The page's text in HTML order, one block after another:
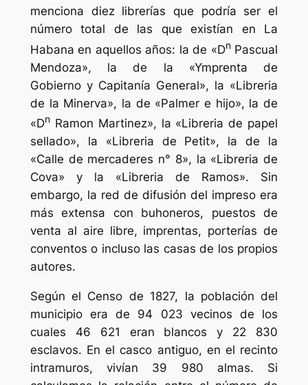
menciona diez librerías que podría ser el
número total de las que existían en La
Habana en aquellos años: la de «DnPascual
Mendoza», la de la «Ymprenta de
Gobierno y Capitanía General», la «Libreria
de la Minerva», la de «Palmer e hijo», la de
«DnRamon Martinez», la «Libreria de papel
sellado», la «Libreria de Petit», la de la
«Calle de mercaderes n° 8», la «Libreria de
Cova» y la «Libreria de Ramos». Sin
embargo, la red de difusión del impreso era
más extensa con buhoneros, puestos de
venta al aire libre, imprentas, porterías de
conventos o incluso las casas de los propios
autores.
Según el Censo de 1827, la población del
municipio era de 94 023 vecinos de los
cuales 46 621 eran blancos y 22 830
esclavos. En el casco antiguo, en el recinto
intramuros, vivían 39 980 almas. Si